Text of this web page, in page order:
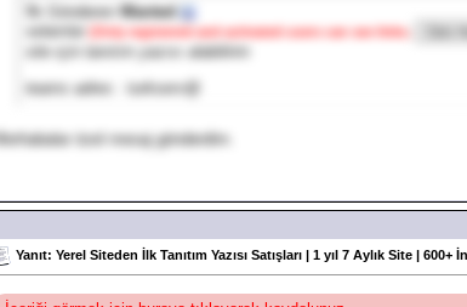
İlk Gönderen
Wanted
selamlar
[Only registered and activated users can see links.
site için tanıtım yazısı alabilirim
teams adres : turkserv@
Merhabalar özel mesaj gönderdim.
Yanıt: Yerel Siteden İlk Tanıtım Yazısı Satışları | 1 yıl 7 Aylık Site |